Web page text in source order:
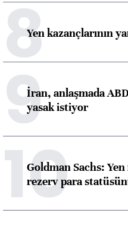
8Yen kazançlarının
9İran, anlaşmada
yasak istiyor
10
Goldman Sachs:
rezerv para